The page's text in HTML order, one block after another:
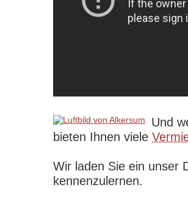
Und
bieten Ihnen viele
Wir laden Sie ein unser
kennenzulernen.